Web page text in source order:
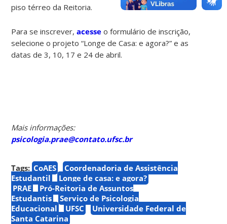
piso térreo da Reitoria.
Para se inscrever,acesse o formulário de inscrição,
selecione o projeto “Longe de Casa: e agora?” e as
datas de 3, 10, 17 e 24 de abril.
Mais informações:
psicologia.prae@contato.ufsc.br
Tags: CoAES
Coordenadoria de Assistência
Estudantil
Longe de casa: e agora?
PRAE
Pró-Reitoria de Assuntos
Estudantis
Serviço de Psicologia
Educacional
UFSC
Universidade Federal de
Santa Catarina